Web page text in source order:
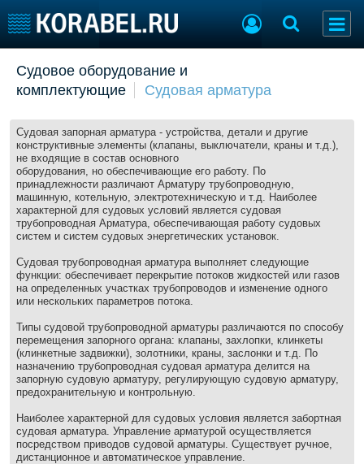
Судостроение
Новости
Компании
Репутация
Работа
Крюинг
Журнал
Торговая площадка
Продажа флота
Оборудование
Изделия
Материалы
Услуги
Конференции
Личности
Словарь
Флот
Форум
Отзывы
Все службы
Судовое оборудование и
комплектующие
Судовая арматура
Судовая запорная арматура - устройства, детали и другие
конструктивные элементы (клапаны, выключатели, краны и т.д.),
не входящие в состав основного
оборудования, но обеспечивающие его работу. По
принадлежности различают Арматуру трубопроводную,
машинную, котельную, электротехническую и т.д. Наиболее
характерной для судовых условий является судовая
трубопроводная Арматура, обеспечивающая работу судовых
систем и систем судовых энергетических установок.
Судовая трубопроводная арматура выполняет следующие
функции: обеспечивает перекрытие потоков жидкостей или газов
на определенных участках трубопроводов и изменение одного
или нескольких параметров потока.
Типы судовой трубопроводной арматуры различаются по способу
перемещения запорного органа: клапаны, захлопки, клинкеты
(клинкетные задвижки), золотники, краны, заслонки и т.д. По
назначению трубопроводная судовая арматура делится на
запорную судовую арматуру, регулирующую судовую арматуру,
предохранительную и контрольную.
Наиболее характерной для судовых условия является забортная
судовая арматура. Управление арматурой осуществляется
посредством приводов судовой арматуры. Существует ручное,
дистанционное и автоматическое управление.